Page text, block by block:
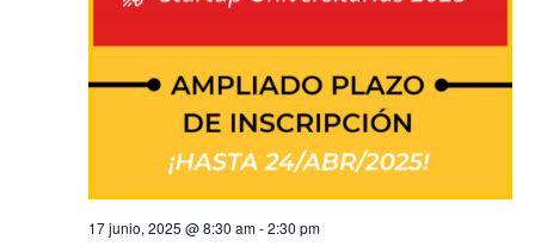
17 junio, 2025 @ 8:30 am-2:30 pm